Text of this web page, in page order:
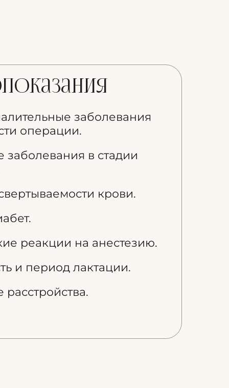
заболевания
операции.
заболевания в стадии
крови.
реакции на анестезию.
и период лактации.